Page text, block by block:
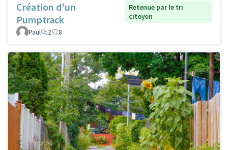
Création d'un
Pumptrack
Retenue par le tri
citoyen
Paul
2 8